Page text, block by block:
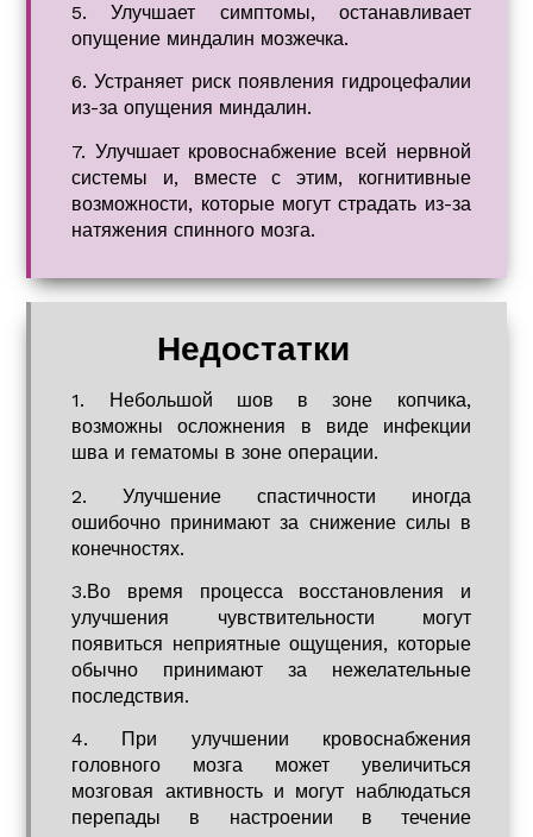
5. Улучшает симптомы, останавливает
опущение миндалин мозжечка.
6. Устраняет риск появления гидроцефалии
из-за опущения миндалин.
7. Улучшает кровоснабжение всей нервной
системы и, вместе с этим, когнитивные
возможности, которые могут страдать из-за
натяжения спинного мозга.
Недостатки
1. Небольшой шов в зоне копчика,
возможны осложнения в виде инфекции
шва и гематомы в зоне операции.
2. Улучшение спастичности иногда
ошибочно принимают за снижение силы в
конечностях.
3.Во время процесса восстановления и
улучшения чувствительности могут
появиться неприятные ощущения, которые
обычно принимают за нежелательные
последствия.
4. При улучшении кровоснабжения
головного мозга может увеличиться
мозговая активность и могут наблюдаться
перепады в настроении в течение